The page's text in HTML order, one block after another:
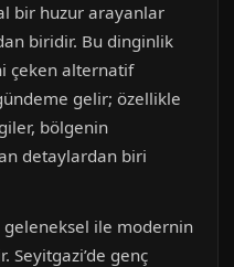
bir huzur arayanlar
biridir. Bu dinginlik
çeken alternatif
gelir; özellikle
bölgenin
detaylardan biri
ile modernin
Seyitgazi’de genç